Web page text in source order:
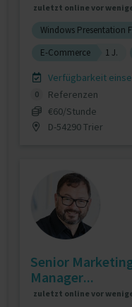
zuletzt online vor
Windows Presentation
E-Commerce
1 J.
Verfügbarkeit
0
Referenzen
€60/Stunde
D-54290 Trier
Senior
Manager...
zuletzt online vor